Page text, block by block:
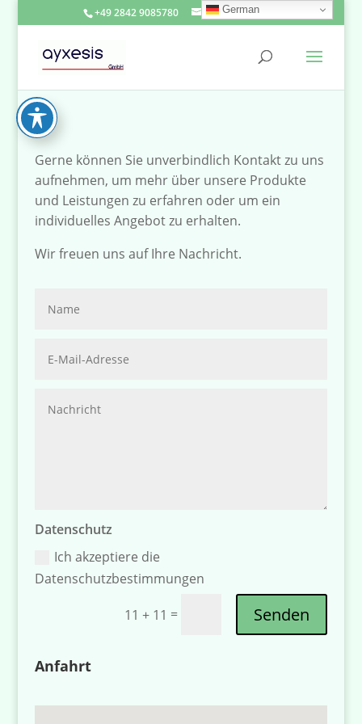
+49 2842 9085780 info@ayxesis.de
Gerne können Sie unverbindlich Kontakt zu uns
aufnehmen, um mehr über unsere Produkte
und Leistungen zu erfahren oder um ein
individuelles Angebot zu erhalten.
Wir freuen uns auf Ihre Nachricht.
Datenschutz
Ich akzeptiere die
Datenschutzbestimmungen
11 + 11 = Senden
Anfahrt
German